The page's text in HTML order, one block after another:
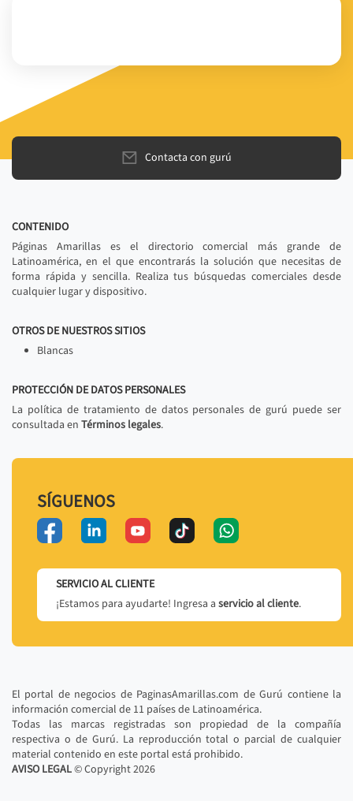
Contacta con gurú
CONTENIDO
Páginas Amarillas es el directorio comercial más grande de
Latinoamérica, en el que encontrarás la solución que necesitas de
forma rápida y sencilla. Realiza tus búsquedas comerciales desde
cualquier lugar y dispositivo.
OTROS DE NUESTROS SITIOS
Blancas
PROTECCIÓN DE DATOS PERSONALES
La política de tratamiento de datos personales de gurú puede ser
consultada en Términos legales.
SÍGUENOS
SERVICIO AL CLIENTE
¡Estamos para ayudarte! Ingresa a servicio al cliente.
El portal de negocios de PaginasAmarillas.com de Gurú contiene la
información comercial de 11 países de Latinoamérica.
Todas las marcas registradas son propiedad de la compañía
respectiva o de Gurú. La reproducción total o parcial de cualquier
material contenido en este portal está prohibido.
AVISO LEGAL© Copyright2026